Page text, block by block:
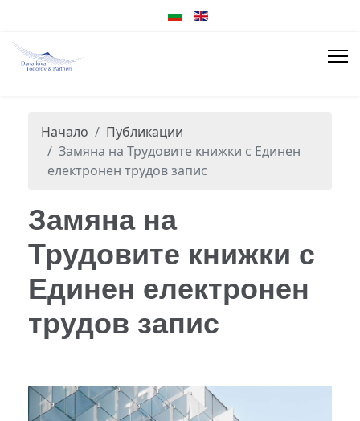
Начало
Публикации
Замяна на Трудовите книжки с Единен
електронен трудов запис
Замяна на
Трудовите книжки с
Единен електронен
трудов запис